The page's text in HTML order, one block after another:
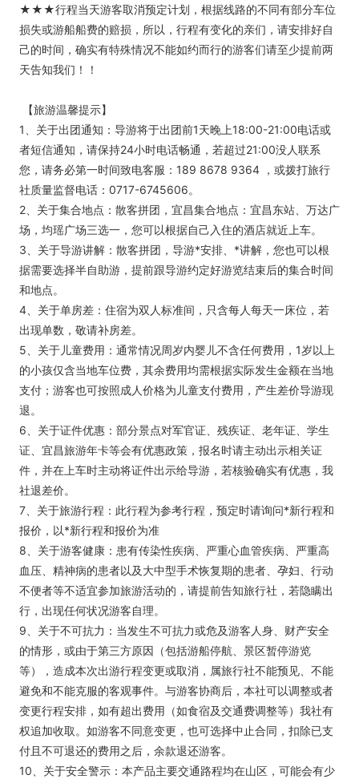
★★★行程当天游客取消预定计划，根据线路的不同有部分车位
损失或游船船费的赔损，所以，行程有变化的亲们，请安排好自
己的时间，确实有特殊情况不能如约而行的游客们请至少提前两
天告知我们！！
【旅游温馨提示】
1、关于出团通知：导游将于出团前1天晚上18:00-21:00电话或
者短信通知，请保持24小时电话畅通，若超过21:00没人联系
您，请务必第一时间致电客服：189 8678 9364 ，或拨打旅行
社质量监督电话：0717-6745606。
2、关于集合地点：散客拼团，宜昌集合地点：宜昌东站、万达广
场，均瑶广场三选一，您可以根据自己入住的酒店就近上车。
3、关于导游讲解：散客拼团，导游*安排、*讲解，您也可以根
据需要选择半自助游，提前跟导游约定好游览结束后的集合时间
和地点。
4、关于单房差：住宿为双人标准间，只含每人每天一床位，若
出现单数，敬请补房差。
5、关于儿童费用：通常情况周岁内婴儿不含任何费用，1岁以上
的小孩仅含当地车位费，其余费用均需根据实际发生金额在当地
支付；游客也可按照成人价格为儿童支付费用，产生差价导游现
退。
6、关于证件优惠：部分景点对军官证、残疾证、老年证、学生
证、宜昌旅游年卡等会有优惠政策，报名时请主动出示相关证
件，并在上车时主动将证件出示给导游，若核验确实有优惠，我
社退差价。
7、关于旅游行程：此行程为参考行程，预定时请询问*新行程和
报价，以*新行程和报价为准
8、关于游客健康：患有传染性疾病、严重心血管疾病、严重高
血压、精神病的患者以及大中型手术恢复期的患者、孕妇、行动
不便者等不适宜参加旅游活动的，请提前告知旅行社，若隐瞒出
行，出现任何状况游客自理。
9、关于不可抗力：当发生不可抗力或危及游客人身、财产安全
的情形，或由于第三方原因（包括游船停航、景区暂停游览
等），造成本次出游行程变更或取消，属旅行社不能预见、不能
避免和不能克服的客观事件。与游客协商后，本社可以调整或者
变更行程安排，如有超出费用（如食宿及交通费调整等）我社有
权追加收取。如游客不同意变更，也可选择中止合同，扣除已支
付且不可退还的费用之后，余款退还游客。
10、关于安全警示：本产品主要交通路程均在山区，可能会有少